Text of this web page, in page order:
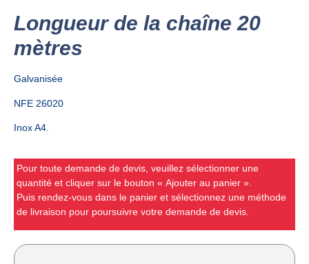
Longueur de la chaîne 20
mètres
Galvanisée
NFE 26020
Inox A4.
Pour toute demande de devis, veuillez sélectionner une
quantité et cliquer sur le bouton « Ajouter au panier ».
Puis rendez-vous dans le panier et sélectionnez une méthode
de livraison pour poursuivre votre demande de devis.